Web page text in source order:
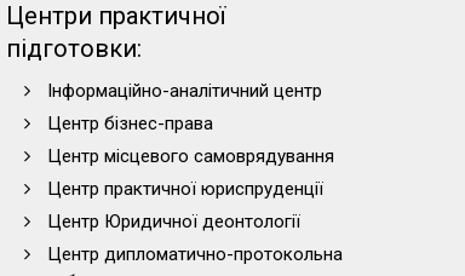
Центри практичної
підготовки:
Інформаційно-аналітичний центр
Центр бізнес-права
Центр місцевого самоврядування
Центр практичної юриспруденції
Центр Юридичної деонтології
Центр дипломатично-протокольна